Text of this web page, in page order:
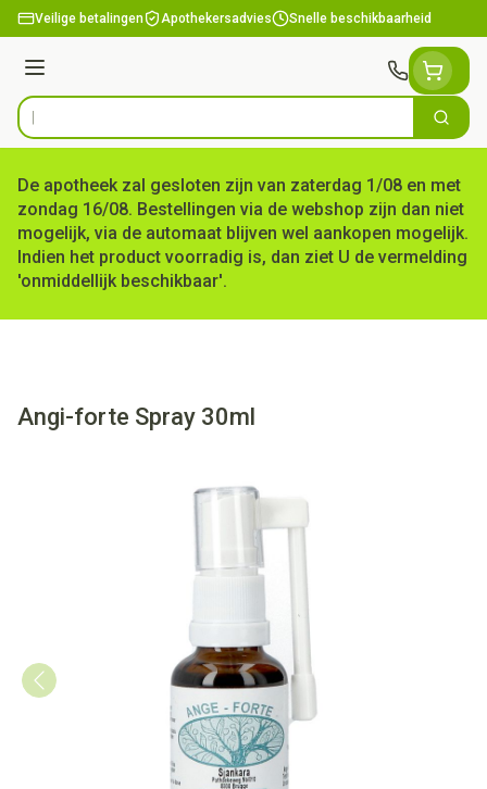
Ga naar de inhoud
Veilige betalingen Apothekersadvies Snelle beschikbaarheid
Menu
Product, merk, categorie... Zoek
De apotheek zal gesloten zijn van zaterdag 1/08 en met
zondag 16/08. Bestellingen via de webshop zijn dan niet
mogelijk, via de automaat blijven wel aankopen mogelijk.
Indien het product voorradig is, dan ziet U de vermelding
'onmiddellijk beschikbaar'.
Angi-forte Spray 30ml